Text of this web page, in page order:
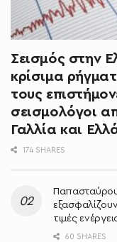
Σεισμός στην
κρίσιμα
τους
σεισμολόγοι
Γαλλία και
174 SHARES
τιμές
60 SHARES